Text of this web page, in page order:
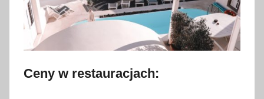
Ceny w restauracjach: